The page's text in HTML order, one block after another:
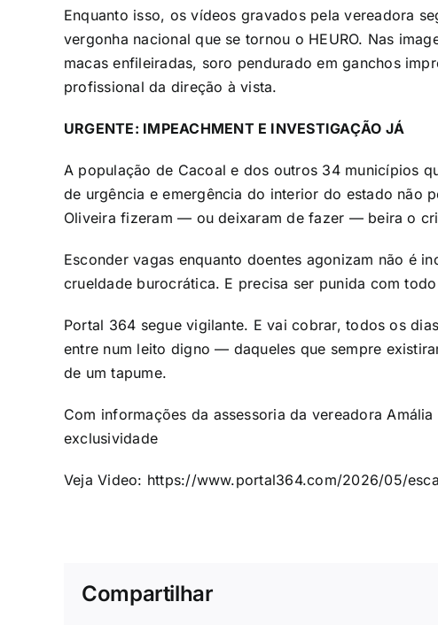
Enquanto isso, os vídeos gravados pela vereadora
vergonha nacional que se tornou o HEURO. Nas
macas enfileiradas, soro pendurado em ganchos
profissional da direção à vista.
URGENTE: IMPEACHMENT E INVESTIGAÇÃO JÁ
A população de Cacoal e dos outros 34 municípios
de urgência e emergência do interior do estado não
Oliveira fizeram — ou deixaram de fazer — beira o
Esconder vagas enquanto doentes agonizam não é
crueldade burocrática. E precisa ser punida com
Portal 364 segue vigilante. E vai cobrar, todos os
entre num leito digno — daqueles que sempre
de um tapume.
Com informações da assessoria da vereadora
exclusividade
Veja Video: https://www.portal364.com/2026/05/
Compartilhar